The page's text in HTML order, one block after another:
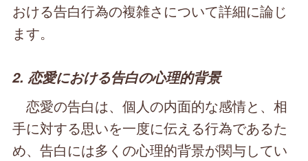
おける告白行為の複雑さについて詳細に論じ
ます。
2. 恋愛における告白の心理的背景
恋愛の告白は、個人の内面的な感情と、相
手に対する思いを一度に伝える行為であるた
め、告白には多くの心理的背景が関与してい